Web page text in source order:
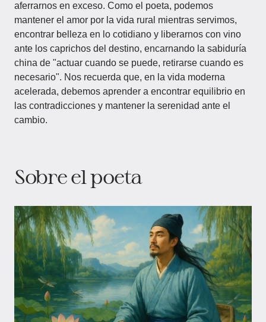
aferrarnos en exceso. Como el poeta, podemos
mantener el amor por la vida rural mientras servimos,
encontrar belleza en lo cotidiano y liberarnos con vino
ante los caprichos del destino, encarnando la sabiduría
china de "actuar cuando se puede, retirarse cuando es
necesario". Nos recuerda que, en la vida moderna
acelerada, debemos aprender a encontrar equilibrio en
las contradicciones y mantener la serenidad ante el
cambio.
Sobre el poeta​